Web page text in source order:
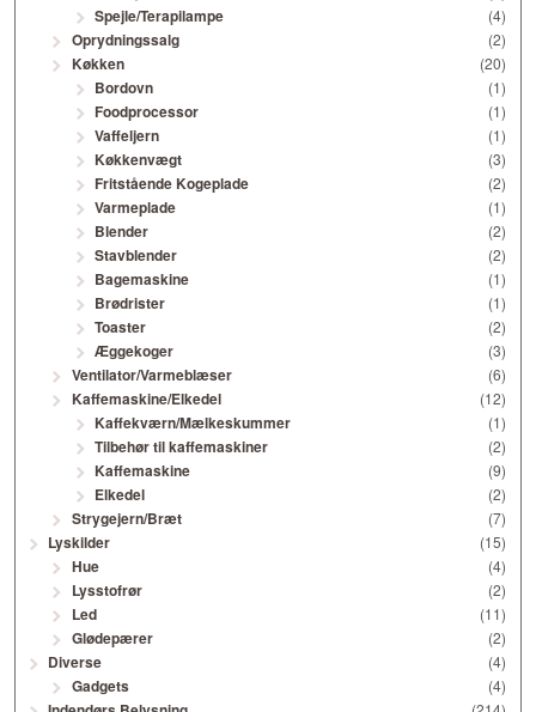
Spejle/Terapilampe (4)
Oprydningssalg (2)
Køkken (20)
Bordovn (1)
Foodprocessor (1)
Vaffeljern (1)
Køkkenvægt (3)
Fritstående Kogeplade (2)
Varmeplade (1)
Blender (2)
Stavblender (2)
Bagemaskine (1)
Brødrister (1)
Toaster (2)
Æggekoger (3)
Ventilator/Varmeblæser (6)
Kaffemaskine/Elkedel (12)
Kaffekværn/Mælkeskummer (1)
Tilbehør til kaffemaskiner (2)
Kaffemaskine (9)
Elkedel (2)
Strygejern/Bræt (7)
Lyskilder (15)
Hue (4)
Lysstofrør (2)
Led (11)
Glødepærer (2)
Diverse (4)
Gadgets (4)